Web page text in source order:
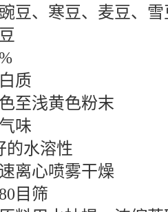
豆、寒豆、麦豆、
质
至浅黄色粉末
味
的水溶性
离心喷雾干燥
目筛